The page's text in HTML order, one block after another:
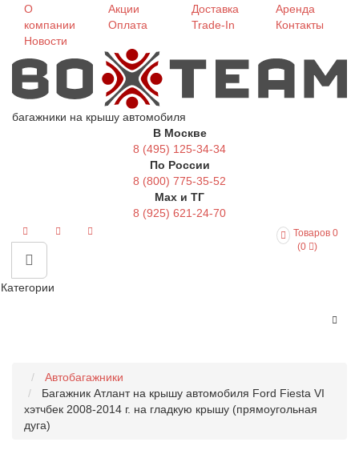
О
компании
Новости
Акции
Оплата
Доставка
Trade-In
Аренда
Контакты
багажники на крышу автомобиля
В Москве
8 (495) 125-34-34
По России
8 (800) 775-35-52
Max и ТГ
8 (925) 621-24-70
Товаров 0
(0
)
Категории
Автобагажники
Багажник Атлант на крышу автомобиля Ford Fiesta VI
хэтчбек 2008-2014 г. на гладкую крышу (прямоугольная
дуга)